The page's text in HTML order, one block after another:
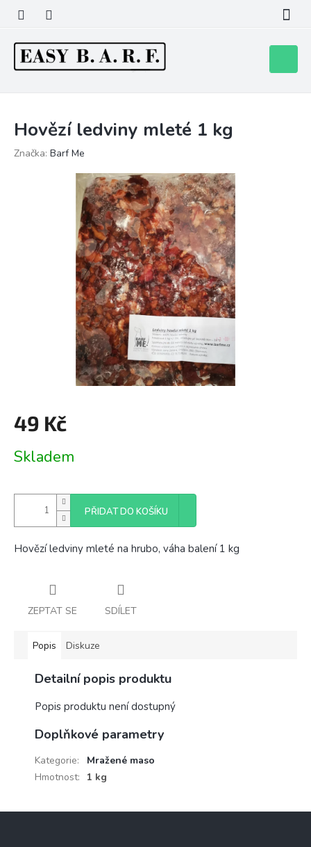
obsah
košík
Hovězí ledviny mleté 1 kg
Značka: Barf Me
49 Kč
cena:
Skladem
PŘIDAT DO KOŠÍKU
Hovězí ledviny mleté na hrubo, váha balení 1 kg
ZEPTAT SE SDÍLET
Popis Diskuze
Detailní popis produktu
Popis produktu není dostupný
Doplňkové parametry
Kategorie:
Mražené maso
Hmotnost: 1 kg